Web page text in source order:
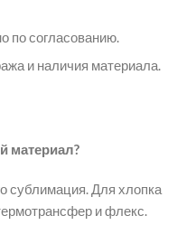
по согласованию.
и наличия материала.
материал?
сублимация. Для хлопка
и флекс.